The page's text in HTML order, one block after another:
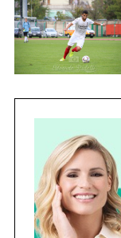
e
r
: